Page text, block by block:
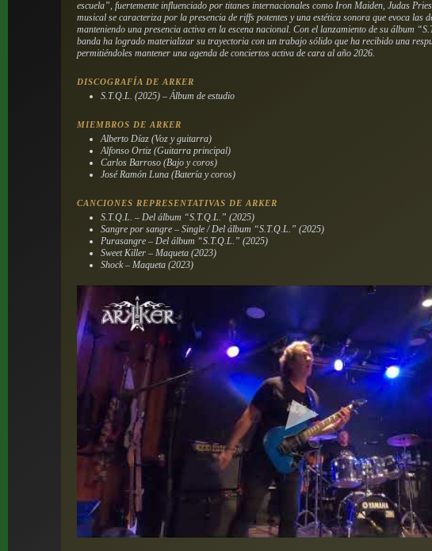
escuela”, fuertemente influenciado por titanes internacionales como Iron Maiden, Judas
musical se caracteriza por la presencia de riffs potentes y una estética sonora que evoca las
manteniendo una presencia activa en la escena nacional. Con el lanzamiento de su álbum
banda ha logrado materializar su trayectoria con un trabajo sólido que ha recibido una
permitiéndoles mantener una agenda de conciertos activa de cara al año 2026.
DISCOGRAFÍA DE ARKER
S.T.Q.L. (2025) – Álbum de estudio
MIEMBROS DE ARKER
Alberto Díaz (Voz y guitarra)
Alfonso Ortiz (Guitarra principal)
Carlos Barroso (Bajo y coros)
José Ramón Luna (Batería y coros)
CANCIONES REPRESENTATIVAS DE ARKER
S.T.Q.L. – Del álbum “S.T.Q.L.” (2025)
Sangre por sangre – Single / Del álbum “S.T.Q.L.” (2025)
Purasangre – Del álbum “S.T.Q.L.” (2025)
Sweet Killer – Maqueta (2023)
Shock – Maqueta (2023)